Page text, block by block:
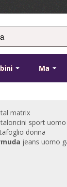
Ma
matrix
sport uomo
donna
jeans uomo